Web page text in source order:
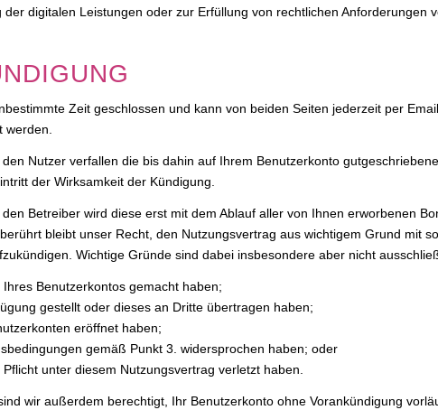
digitalen Leistungen oder zur Erfüllung von rechtlichen Anforderungen
Zeit geschlossen und kann von beiden Seiten jederzeit per
werden.
Nutzer verfallen die bis dahin auf Ihrem Benutzerkonto
der Wirksamkeit der Kündigung.
Betreiber wird diese erst mit dem Ablauf aller von Ihnen erworbenen
bleibt unser Recht, den Nutzungsvertrag aus wichtigem Grund mit
Wichtige Gründe sind dabei insbesondere aber nicht
Benutzerkontos gemacht haben;
gestellt oder dieses an Dritte übertragen haben;
eröffnet haben;
gemäß Punkt 3. widersprochen haben; oder
unter diesem Nutzungsvertrag verletzt haben.
wir außerdem berechtigt, Ihr Benutzerkonto ohne Vorankündigung